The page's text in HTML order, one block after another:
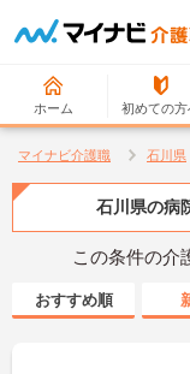
ホーム 初めての方
マイナビ介護職 石川県
石川県の病
この条件の介
おすすめ順